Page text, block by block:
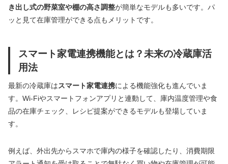
き出し式の野菜室や棚の高さ調整が簡単なモデルも多いです。パ
ッと見て在庫管理ができる点もメリットです。
スマート家電連携機能とは？未来の冷蔵庫活
用法
最新の冷蔵庫はスマート家電連携による機能強化も進んでいま
す。Wi-Fiやスマートフォンアプリと連動して、庫内温度管理や食
品の在庫チェック、レシピ提案ができるモデルも登場していま
す。
例えば、外出先からスマホで庫内の様子を確認したり、消費期限